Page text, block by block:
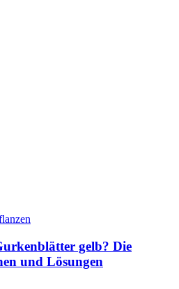
gelb? Die
und Lösungen